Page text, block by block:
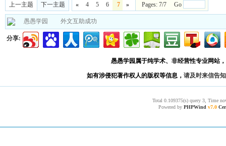
上一主题 下一主题 « 4 5 6 7 » Pages: 7/7 Go
愚愚学园 外文互助成功
分享:
愚愚学园属于纯学术、非经营性专业网站
如有涉侵犯著作权人的版权等信息， 请及时来信告知
Total 0.109375(s) query 3, Time
Powered by PHPWind v7.0